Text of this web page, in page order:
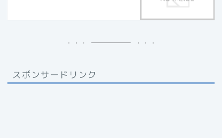
スポンサードリンク